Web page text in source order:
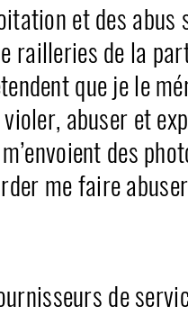
et des abus
railleries de la
que je le
abuser et
des
me faire
de